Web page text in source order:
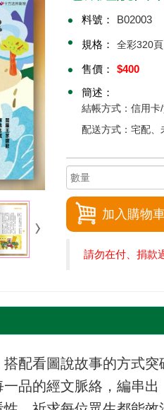
料號： B02003
規格： 全彩320
售價：
$400
簡述：
結帳方式：信用卡
配送方式：宅配
加入購物
請勿在付、捐款
配看圖說故事的方式
品的經文脈絡，編串出